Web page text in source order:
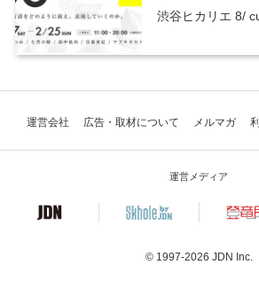
渋谷ヒカリエ 8/
運営会社 広告・取材について メルマガ
運営メディア
© 1997-2026 JDN Inc.